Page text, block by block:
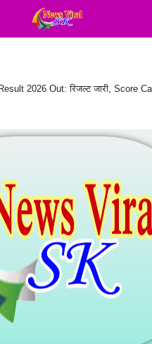
| 6 August 2026 Current Affairs |